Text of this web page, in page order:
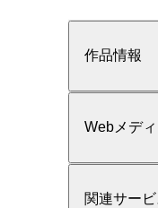
作品情報
Webメデ
関連サービ